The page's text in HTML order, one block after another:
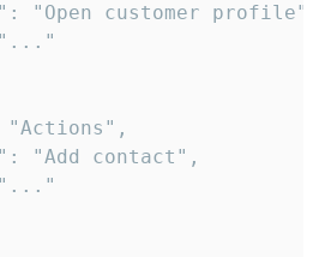
"Open customer
"Add contact",